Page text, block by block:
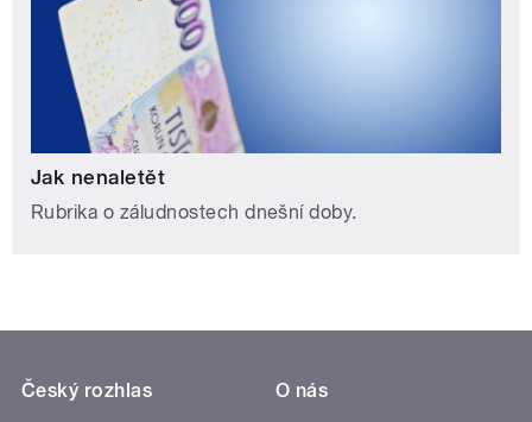
Jak nenaletět
Rubrika o záludnostech dnešní doby.
Český rozhlas
O nás